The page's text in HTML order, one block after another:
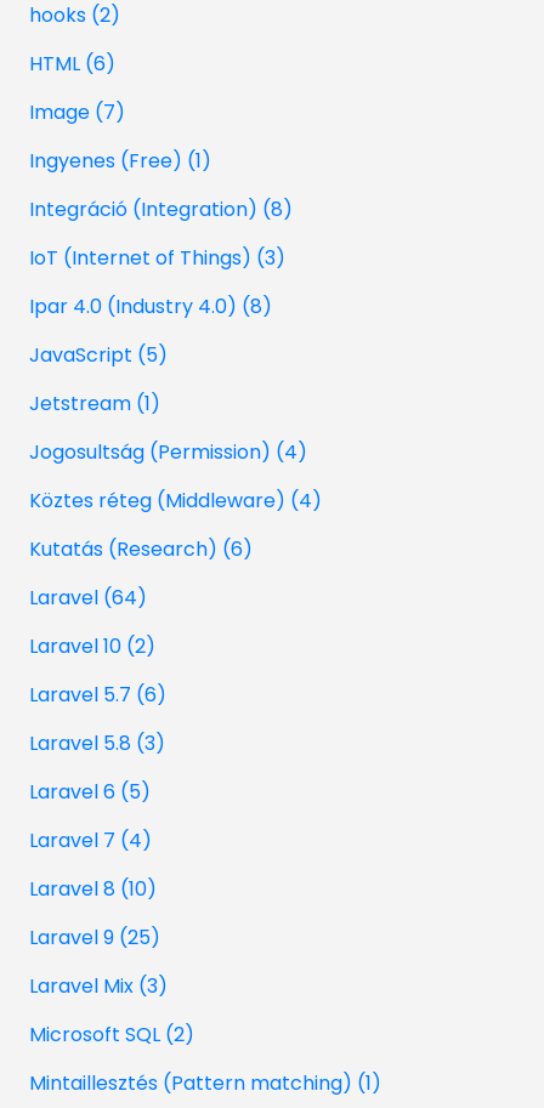
hooks (2)
HTML (6)
Image (7)
Ingyenes (Free) (1)
Integráció (Integration) (8)
IoT (Internet of Things) (3)
Ipar 4.0 (Industry 4.0) (8)
JavaScript (5)
Jetstream (1)
Jogosultság (Permission) (4)
Köztes réteg (Middleware) (4)
Kutatás (Research) (6)
Laravel (64)
Laravel 10 (2)
Laravel 5.7 (6)
Laravel 5.8 (3)
Laravel 6 (5)
Laravel 7 (4)
Laravel 8 (10)
Laravel 9 (25)
Laravel Mix (3)
Microsoft SQL (2)
Mintaillesztés (Pattern matching) (1)